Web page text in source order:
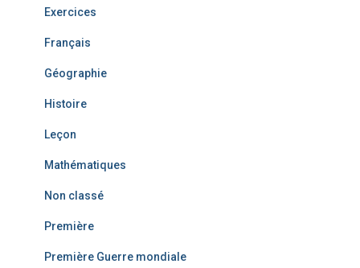
Exercices
Français
Géographie
Histoire
Leçon
Mathématiques
Non classé
Première
Première Guerre mondiale